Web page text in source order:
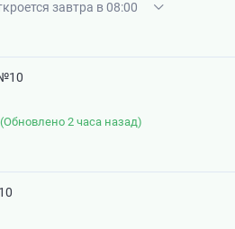
завтра в 08:00
(Обновлено 2 часа назад)